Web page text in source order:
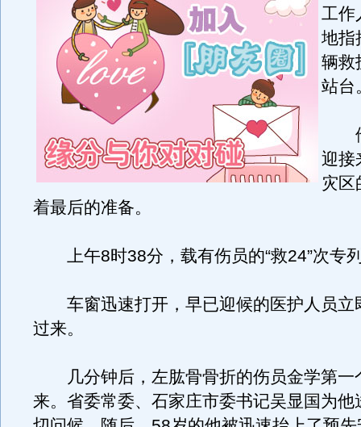
工作
地指
辆救
站台
他
迎接
灾区
着最后的准备。
上午8时38分，载有伤员的“救24”次专
车窗迅速打开，早已迎候的医护人员立
过来。
几分钟后，左肱骨骨折的伤员金学第一
来。省委常委、石家庄市委书记吴显国为他